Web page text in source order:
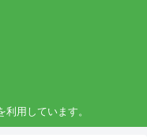
用しています。